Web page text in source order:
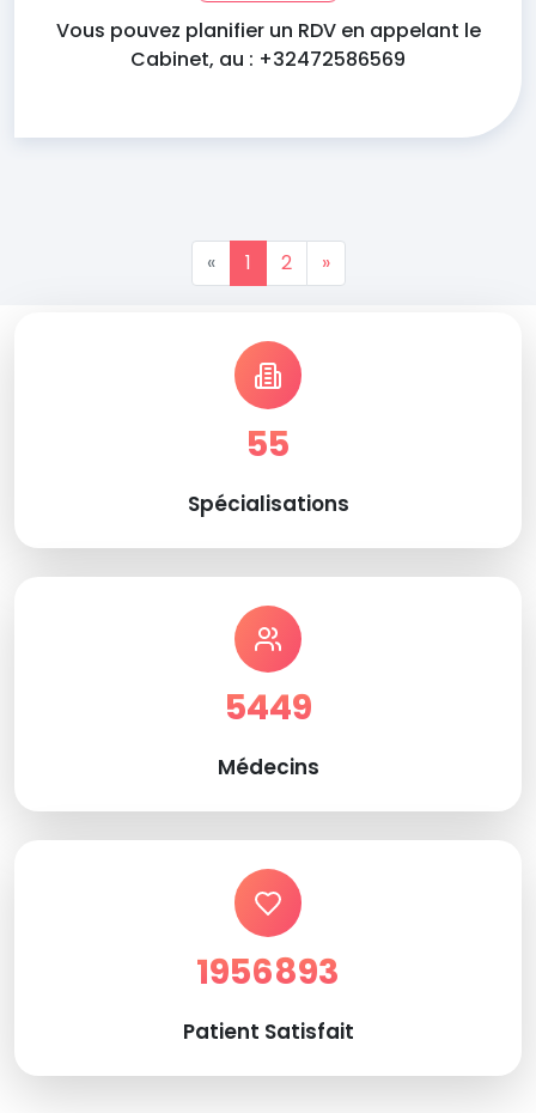
Vous pouvez planifier un RDV en appelant le
Cabinet, au : +32472586569
« 1 2 »
55
Spécialisations
5449
Médecins
1956893
Patient Satisfait